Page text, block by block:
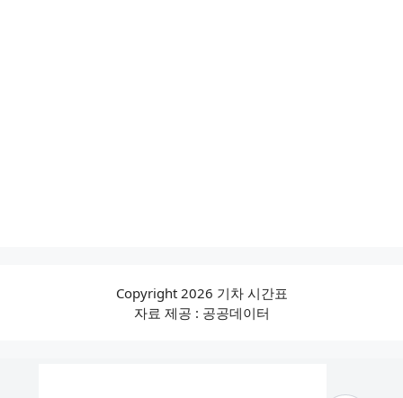
Copyright 2026 기차 시간표
자료 제공 : 공공데이터